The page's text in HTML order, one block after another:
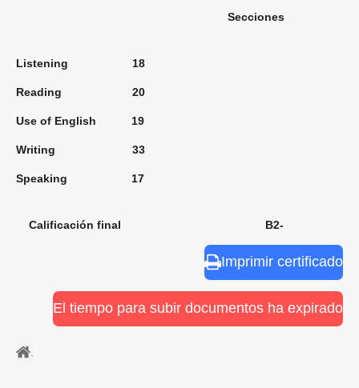
Secciones
Listening 18
Reading 20
Use of English 19
Writing 33
Speaking 17
Calificación final B2-
Imprimir certificado
El tiempo para subir documentos ha expirado
.